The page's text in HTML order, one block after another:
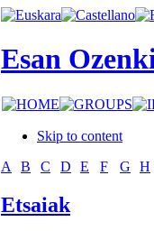
Esan
Skip to content
A
B C D E F G H
Etsaiak